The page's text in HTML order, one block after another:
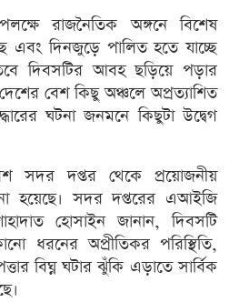
রাজনৈতিক অঙ্গনে বিশেষ
এবং দিনজুড়ে পালিত হতে যাচ্ছে
তবে দিবসটির আবহ ছড়িয়ে পড়ার
বেশ কিছু অঞ্চলে অপ্রত্যাশিত
ঘটনা জনমনে কিছুটা উদ্বেগ
সদর দপ্তর থেকে প্রয়োজনীয়
হয়েছে। সদর দপ্তরের এআইজি
হোসাইন জানান, দিবসটি
ধরনের অপ্রীতিকর পরিস্থিতি,
বিঘ্ন ঘটার ঝুঁকি এড়াতে সার্বিক